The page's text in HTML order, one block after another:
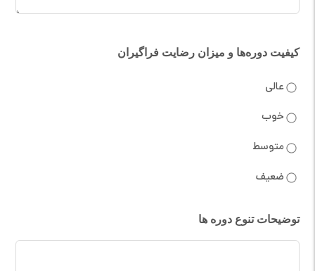
کیفیت دوره‌ها و میزان رضایت فراگیران
عالی
خوب
متوسط
ضعیف
توضیحات تنوع دوره ها